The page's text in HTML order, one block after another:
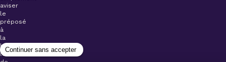
aviser
le
préposé
à
la
billetterie
lors